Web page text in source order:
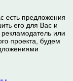
есть предложения
его для Вас и
или
проекта, будем